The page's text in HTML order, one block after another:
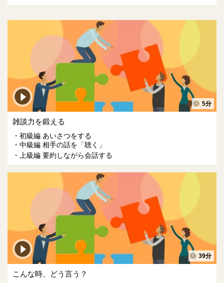
5分
雑談力を鍛える
初級編 あいさつをする
中級編 相手の話を「聴く」
上級編 要約しながら会話する
39分
こんな時、どう言う？